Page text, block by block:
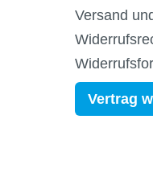
Versand
Vertrag